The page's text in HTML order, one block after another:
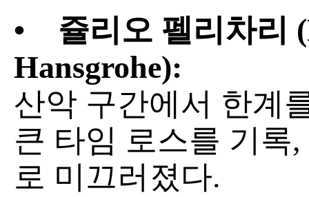
•
쥴리오 펠리차리
Hansgrohe):
산악 구간에서 한계
큰 타임 로스를 기록
로 미끄러졌다.